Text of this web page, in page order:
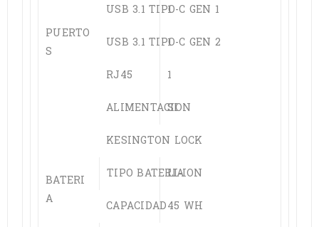
PUERTO
S
USB 3.1 TIPO-C GEN 1
1
USB 3.1 TIPO-C GEN 2
1
RJ45
1
ALIMENTACION
SI
KESINGTON LOCK
BATERI
A
TIPO BATERIALI-ION
CAPACIDAD45 WH